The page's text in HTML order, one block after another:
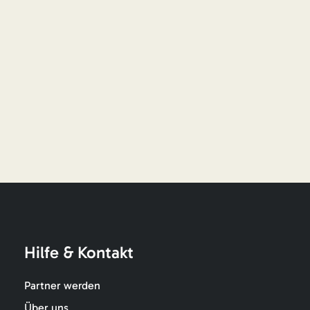
Hilfe & Kontakt
Partner werden